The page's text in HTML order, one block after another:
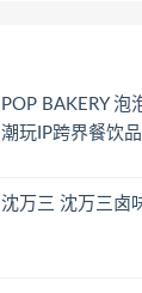
POP BAKERY
潮玩IP跨界餐饮
沈万三 沈万三卤